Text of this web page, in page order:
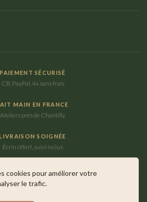
PAIEMENT SÉCURISÉ
CB, PayPal, 4x sans frais
MAIN EN FRANCE
Ateliers près de Chantilly
SOIGNÉE
Écrin offert, suivi inclus
cookies pour améliorer votre
le trafic.